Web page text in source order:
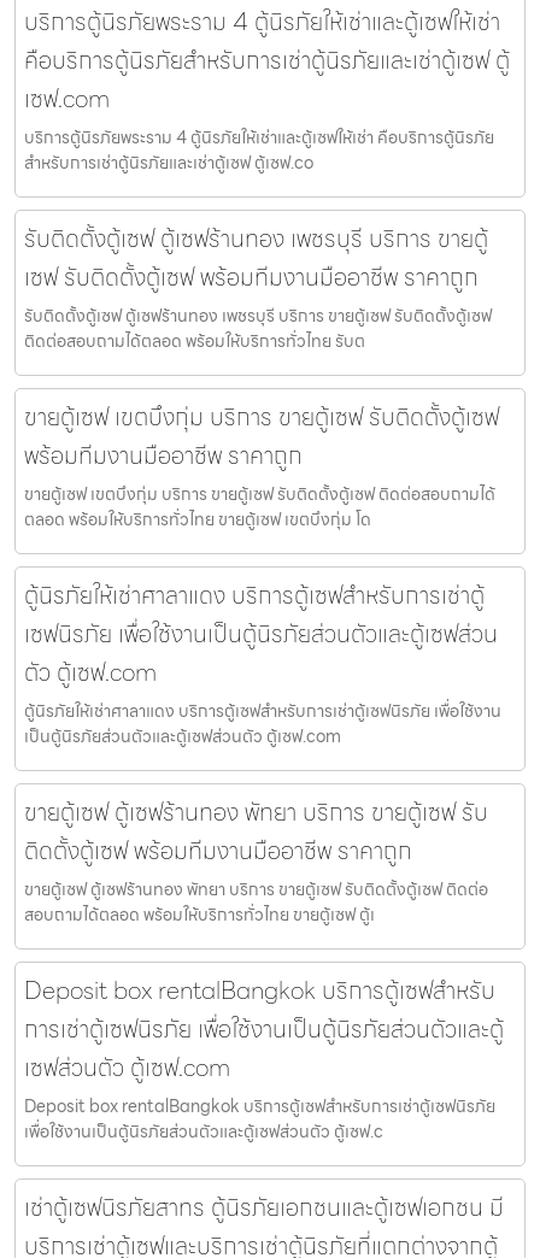
บริการตู้นิรภัยพระราม 4 ตู้นิรภัยให้เช่าและตู้เซฟให้เช่า
คือบริการตู้นิรภัยสำหรับการเช่าตู้นิรภัยและเช่าตู้เซฟ ตู้
เซฟ.com
บริการตู้นิรภัยพระราม 4 ตู้นิรภัยให้เช่าและตู้เซฟให้เช่า คือบริการตู้นิรภัย
สำหรับการเช่าตู้นิรภัยและเช่าตู้เซฟ ตู้เซฟ.co
รับติดตั้งตู้เซฟ ตู้เซฟร้านทอง เพชรบุรี บริการ ขายตู้
เซฟ รับติดตั้งตู้เซฟ พร้อมทีมงานมืออาชีพ ราคาถูก
รับติดตั้งตู้เซฟ ตู้เซฟร้านทอง เพชรบุรี บริการ ขายตู้เซฟ รับติดตั้งตู้เซฟ
ติดต่อสอบถามได้ตลอด พร้อมให้บริการทั่วไทย รับต
ขายตู้เซฟ เขตบึงกุ่ม บริการ ขายตู้เซฟ รับติดตั้งตู้เซฟ
พร้อมทีมงานมืออาชีพ ราคาถูก
ขายตู้เซฟ เขตบึงกุ่ม บริการ ขายตู้เซฟ รับติดตั้งตู้เซฟ ติดต่อสอบถามได้
ตลอด พร้อมให้บริการทั่วไทย ขายตู้เซฟ เขตบึงกุ่ม โด
ตู้นิรภัยให้เช่าศาลาแดง บริการตู้เซฟสำหรับการเช่าตู้
เซฟนิรภัย เพื่อใช้งานเป็นตู้นิรภัยส่วนตัวและตู้เซฟส่วน
ตัว ตู้เซฟ.com
ตู้นิรภัยให้เช่าศาลาแดง บริการตู้เซฟสำหรับการเช่าตู้เซฟนิรภัย เพื่อใช้งาน
เป็นตู้นิรภัยส่วนตัวและตู้เซฟส่วนตัว ตู้เซฟ.com
ขายตู้เซฟ ตู้เซฟร้านทอง พัทยา บริการ ขายตู้เซฟ รับ
ติดตั้งตู้เซฟ พร้อมทีมงานมืออาชีพ ราคาถูก
ขายตู้เซฟ ตู้เซฟร้านทอง พัทยา บริการ ขายตู้เซฟ รับติดตั้งตู้เซฟ ติดต่อ
สอบถามได้ตลอด พร้อมให้บริการทั่วไทย ขายตู้เซฟ ตู้เ
Deposit box rentalBangkok บริการตู้เซฟสำหรับ
การเช่าตู้เซฟนิรภัย เพื่อใช้งานเป็นตู้นิรภัยส่วนตัวและตู้
เซฟส่วนตัว ตู้เซฟ.com
Deposit box rentalBangkok บริการตู้เซฟสำหรับการเช่าตู้เซฟนิรภัย
เพื่อใช้งานเป็นตู้นิรภัยส่วนตัวและตู้เซฟส่วนตัว ตู้เซฟ.c
เช่าตู้เซฟนิรภัยสาทร ตู้นิรภัยเอกชนและตู้เซฟเอกชน มี
บริการเช่าตู้เซฟและบริการเช่าตู้นิรภัยที่แตกต่างจากตู้